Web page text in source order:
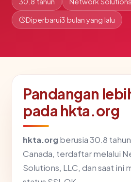
Diperbarui3 bulan yang lalu
Pandangan
pada hkta.org
hkta.orgberusia 30.8
Canada, terdaftar melalui
Solutions, LLC, dan saat ini